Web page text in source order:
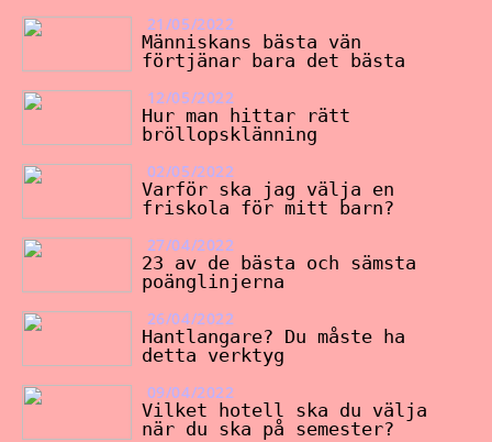
21/05/2022
Människans bästa vän
förtjänar bara det bästa
12/05/2022
Hur man hittar rätt
bröllopsklänning
02/05/2022
Varför ska jag välja en
friskola för mitt barn?
27/04/2022
23 av de bästa och sämsta
poänglinjerna
26/04/2022
Hantlangare? Du måste ha
detta verktyg
09/04/2022
Vilket hotell ska du välja
när du ska på semester?